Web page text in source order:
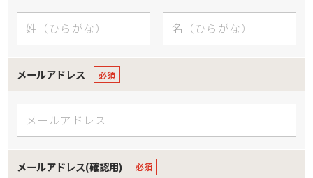
メールアドレス
メールアドレス(確認用)